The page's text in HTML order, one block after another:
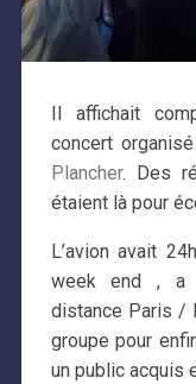
Il affichait
concert
Plancher. Des
étaient là pour
L’avion avait
week end , a
distance Paris /
groupe pour
un public acquis